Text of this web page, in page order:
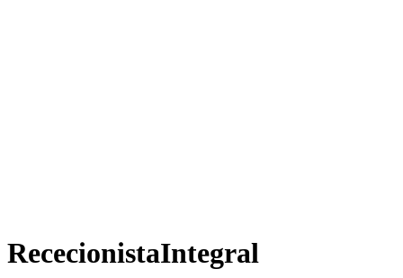
RececionistaIntegral